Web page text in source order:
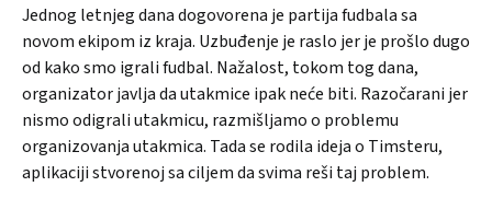
Jednog letnjeg dana dogovorena je partija fudbala sa
novom ekipom iz kraja. Uzbuđenje je raslo jer je prošlo dugo
od kako smo igrali fudbal. Nažalost, tokom tog dana,
organizator javlja da utakmice ipak neće biti. Razočarani jer
nismo odigrali utakmicu, razmišljamo o problemu
organizovanja utakmica. Tada se rodila ideja o Timsteru,
aplikaciji stvorenoj sa ciljem da svima reši taj problem.